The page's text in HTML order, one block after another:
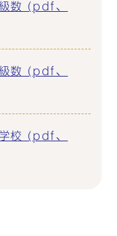
数 (pdf、
数 (pdf、
校 (pdf、